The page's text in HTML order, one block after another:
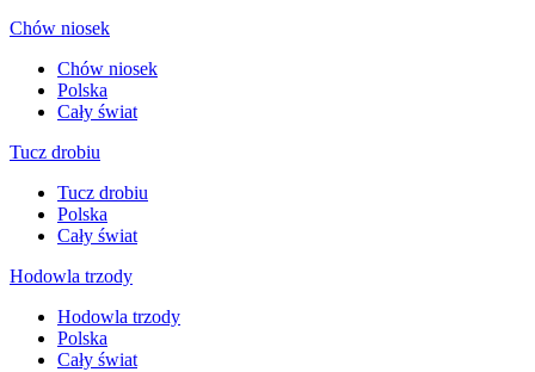
Chów niosek
Chów niosek
Polska
Cały świat
Tucz drobiu
Tucz drobiu
Polska
Cały świat
Hodowla trzody
Hodowla trzody
Polska
Cały świat